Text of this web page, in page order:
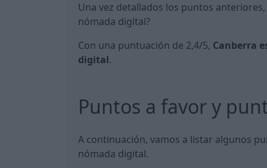
Una vez detallados los puntos
nómada digital?
Con una puntuación de 2,4/5, Canberra
digital.
Puntos a favor y
A continuación, vamos a listar algunos
nómada digital.